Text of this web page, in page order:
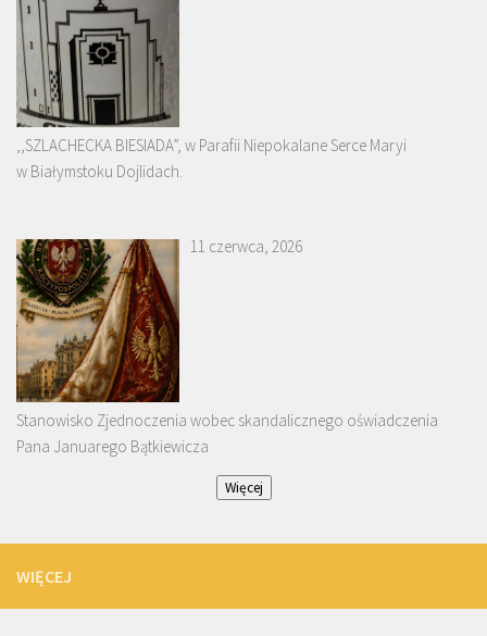
,,SZLACHECKA BIESIADA”, w Parafii Niepokalane Serce Maryi
w Białymstoku Dojlidach.
11 czerwca, 2026
Stanowisko Zjednoczenia wobec skandalicznego oświadczenia
Pana Januarego Bątkiewicza
Więcej
WIĘCEJ